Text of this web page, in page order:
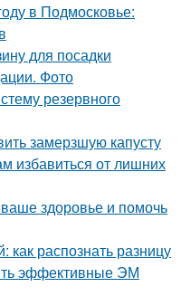
в Подмосковье:
для посадки
Фото
резервного
замерзшую капусту
избавиться от лишних
здоровье и помочь
распознать разницу
эффективные ЭМ